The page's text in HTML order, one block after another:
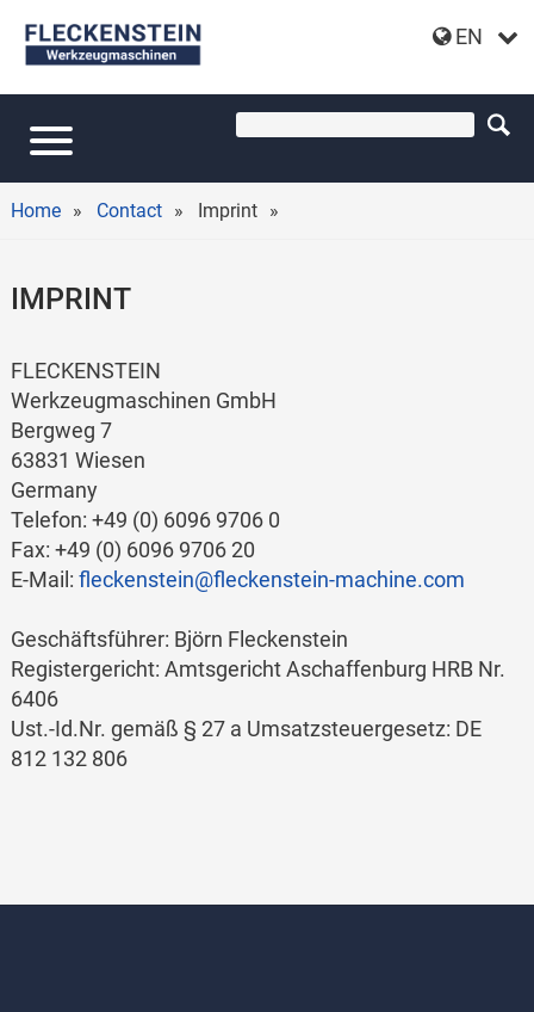
EN
Home Contact Imprint
IMPRINT
FLECKENSTEIN
Werkzeugmaschinen GmbH
Bergweg 7
63831 Wiesen
Germany
Telefon: +49 (0) 6096 9706 0
Fax: +49 (0) 6096 9706 20
E-Mail: fleckenstein@fleckenstein-machine.com
Geschäftsführer: Björn Fleckenstein
Registergericht: Amtsgericht Aschaffenburg HRB Nr.
6406
Ust.-Id.Nr. gemäß § 27 a Umsatzsteuergesetz: DE
812 132 806